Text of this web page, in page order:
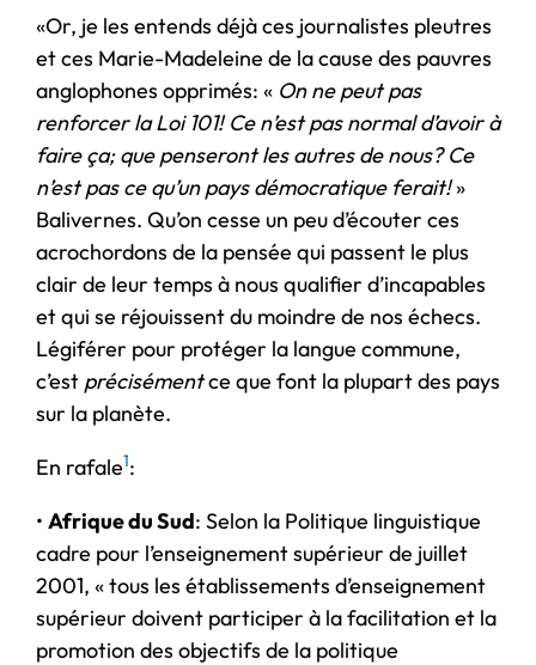
«Or, je les entends déjà ces journalistes pleutres
et ces Marie-Madeleine de la cause des pauvres
anglophones opprimés: « On ne peut pas
renforcer la Loi 101! Ce n’est pas normal d’avoir à
faire ça; que penseront les autres de nous? Ce
n’est pas ce qu’un pays démocratique ferait!»
Balivernes. Qu’on cesse un peu d’écouter ces
acrochordons de la pensée qui passent le plus
clair de leur temps à nous qualifier d’incapables
et qui se réjouissent du moindre de nos échecs.
Légiférer pour protéger la langue commune,
c’est précisémentce que font la plupart des pays
sur la planète.
En rafale1:
• Afrique du Sud: Selon la Politique linguistique
cadre pour l’enseignement supérieur de juillet
2001, « tous les établissements d’enseignement
supérieur doivent participer à la facilitation et la
promotion des objectifs de la politique